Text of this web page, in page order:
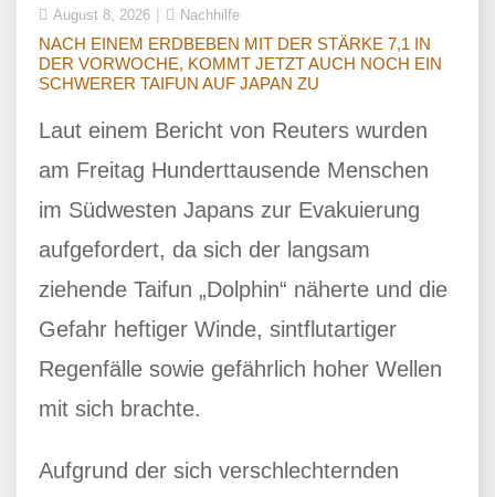
August 8, 2026 Nachhilfe
NACH EINEM ERDBEBEN MIT DER STÄRKE 7,1 IN
DER VORWOCHE, KOMMT JETZT AUCH NOCH EIN
SCHWERER TAIFUN AUF JAPAN ZU
Laut einem Bericht von Reuters wurden
am Freitag Hunderttausende Menschen
im Südwesten Japans zur Evakuierung
aufgefordert, da sich der langsam
ziehende Taifun „Dolphin“ näherte und die
Gefahr heftiger Winde, sintflutartiger
Regenfälle sowie gefährlich hoher Wellen
mit sich brachte.
Aufgrund der sich verschlechternden